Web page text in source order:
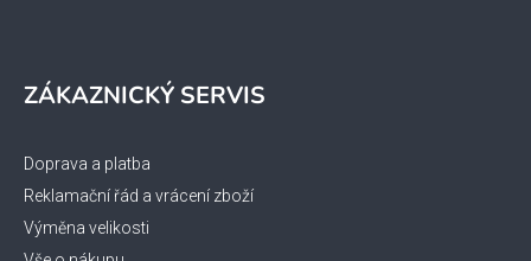
ZÁKAZNICKÝ SERVIS
Doprava a platba
Reklamační řád a vrácení zboží
Výměna velikosti